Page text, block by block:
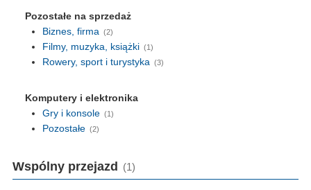
Pozostałe na sprzedaż
Biznes, firma (2)
Filmy, muzyka, książki (1)
Rowery, sport i turystyka (3)
Komputery i elektronika
Gry i konsole (1)
Pozostałe (2)
Wspólny przejazd (1)